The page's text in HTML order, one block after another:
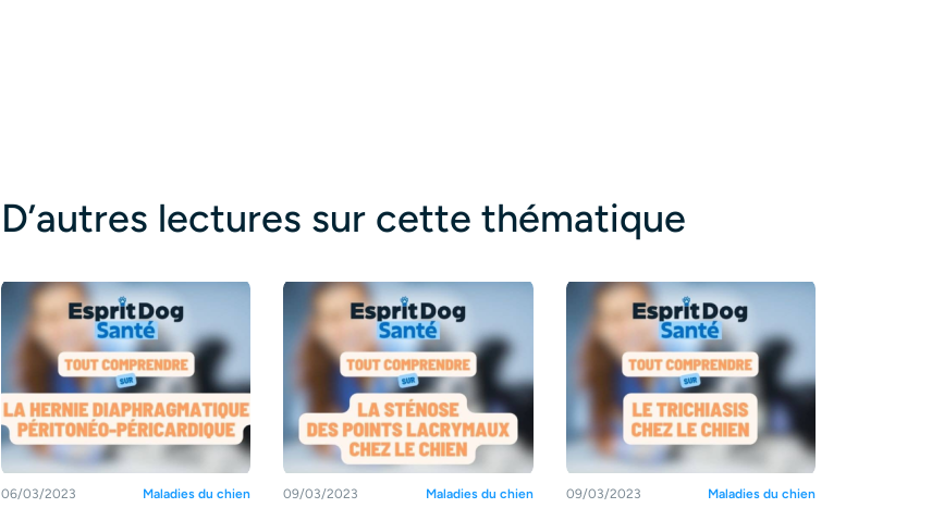
D’autres lectures sur cette thématique
06/03/2023 Maladies du chien 09/03/2023 Maladies du chien 09/03/2023 Maladies du chien